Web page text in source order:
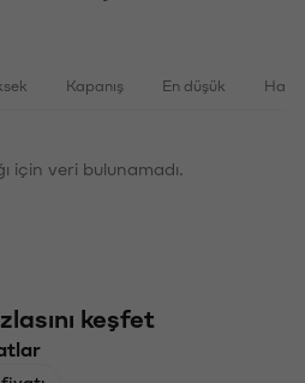
Kapanış En düşük
için veri bulunamadı.
keşfet